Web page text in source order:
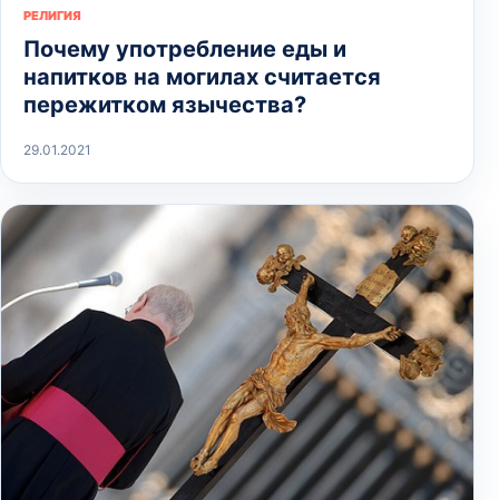
РЕЛИГИЯ
Почему употребление еды и
напитков на могилах считается
пережитком язычества?
29.01.2021